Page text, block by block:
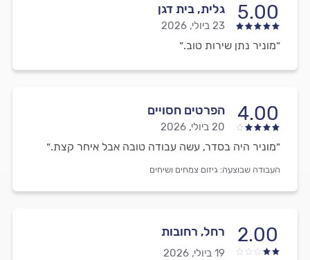
5.00 גלית, בית דגן
23 ביולי, 2026
״מוניר נתן שירות טוב.״
4.00 הפרטים חסויים
20 ביולי, 2026
״מוניר היה בסדר, עשה עבודה טובה אבל איחר קצת.״
העבודה שבוצעה: גיזום צמחים ושיחים
2.00 רחל, רחובות
19 ביולי, 2026